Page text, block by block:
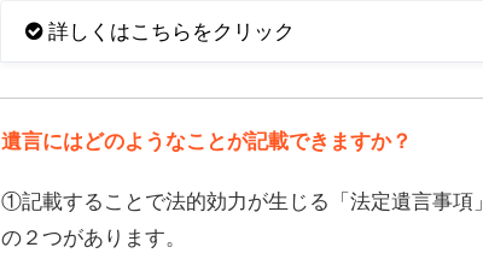
詳しくはこちらをクリック
遺言にはどのようなことが記載できますか？
①記載することで法的効力が生じる「法定遺言事項
の２つがあります。